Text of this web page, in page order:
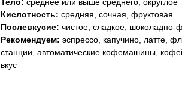
Тело: среднее или выше среднего, округлое
Кислотность: средняя, сочная, фруктовая
Послевкусие: чистое, сладкое, шоколадно-
Рекомендуем: эспрессо, капучино, латте,
станции, автоматические кофемашины,
вкус